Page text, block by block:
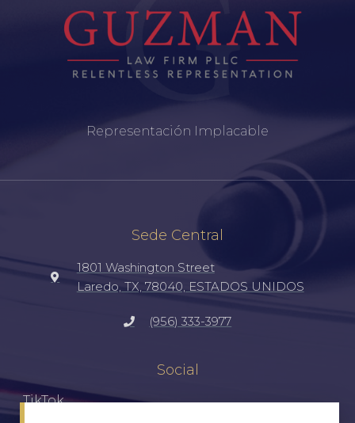
Representación Implacable
Sede Central
1801 Washington Street
Laredo, TX, 78040, ESTADOS UNIDOS
(956) 333-3977
Social
TikTok